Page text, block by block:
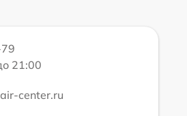
21:00
center.ru